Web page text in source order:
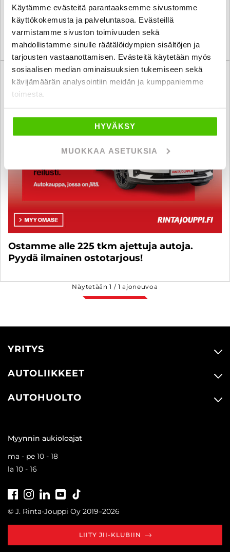
Käytämme evästeitä parantaaksemme sivustomme
käyttökokemusta ja palveluntasoa. Evästeillä
varmistamme sivuston toimivuuden sekä
mahdollistamme sinulle räätälöidympien sisältöjen ja
tarjousten vastaanottamisen. Evästeitä käytetään myös
sosiaalisen median ominaisuuksien tukemiseen sekä
kävijämäärän analysointiin meidän ja kumppaniemme
toimesta.
HYVÄKSY
MUOKKAA ASETUKSIA
alk. 266 € / kk
hyvinkää
KATSO TIEDOT WHATSAPP
Ostamme alle 225 tkm ajettuja autoja.
Pyydä ilmainen ostotarjous!
Näytetään1 /1 ajoneuvoa
YRITYS
AUTOLIIKKEET
AUTOHUOLTO
Myynnin aukioloajat
ma - pe 10 - 18
la 10 - 16
FacebookInstagramLinkedInYoutube
© J. Rinta-Jouppi Oy 2019–2026
LIITY JII-KLUBIIN